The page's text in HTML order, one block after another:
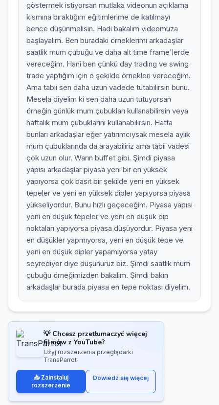
göstermek istiyorsan mutlaka videonun açıklama
kısmına bıraktığım eğitimlerime de katılmayı
bence düşünmelisin. Hadi bakalım videomuza
başlayalım. Ben buradaki örneklerimi arkadaşlar
saatlik mum çubuğu ve daha alt time frame'lerde
vereceğim. Hani ben çünkü day trading ve swing
trade yaptığım için o şekilde örnekleri vereceğim.
Ama tabii sen daha uzun vadede tutabilirsin bunu.
Mesela diyelim ki sen daha uzun tutuyorsan
örneğin günlük mum çubukları kullanabilirsin veya
haftalık mum çubuklarını kullanabilirsin. Hatta
bunları arkadaşlar eğer yatırımcıysak mesela aylık
mum çubuklarında da arayabiliriz ama tabii vadesi
çok uzun olur. Warın buffet gibi. Şimdi piyasa
yapısı arkadaşlar piyasa yeni bir en yüksek
yapıyorsa çok basit bir şekilde yeni en yüksek
tepeler ve yeni en yüksek dipler yapıyorsa piyasa
yükseliyordur. Bunu hızlı geçeceğim. Piyasa yapısı
yeni en düşük tepeler ve yeni en düşük dip
noktaları yapıyorsa piyasa düşüyordur. Piyasa yeni
en düşükler yapmıyorsa, yeni en düşük tepe ve
yeni en düşük dipler yapamıyorsa yatay
seyrediyor diye düşünürüz biz. Şimdi saatlik mum
çubuğu örneğimizden bakalım. Şimdi bakın
arkadaşlar burada piyasa en tepe noktası diyelim.
💡 Chcesz przetłumaczyć więcej
filmów z YouTube?
Użyj rozszerzenia przeglądarki
TransParrot
📥 Zainstaluj
rozszerzenie
Dowiedz się więcej